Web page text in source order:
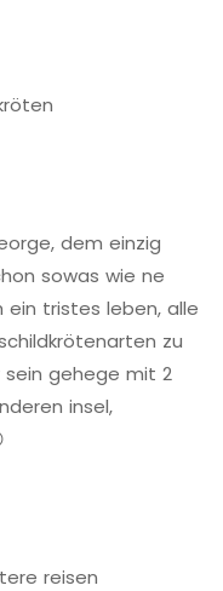
dem einzig
sowas wie ne
tristes leben, alle
zu
gehege mit 2
insel,
reisen